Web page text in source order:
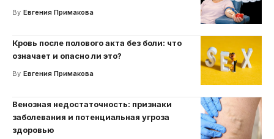
By Евгения Примакова
Кровь после полового акта без боли: что
означает и опасно ли это?
By Евгения Примакова
Венозная недостаточность: признаки
заболевания и потенциальная угроза
здоровью